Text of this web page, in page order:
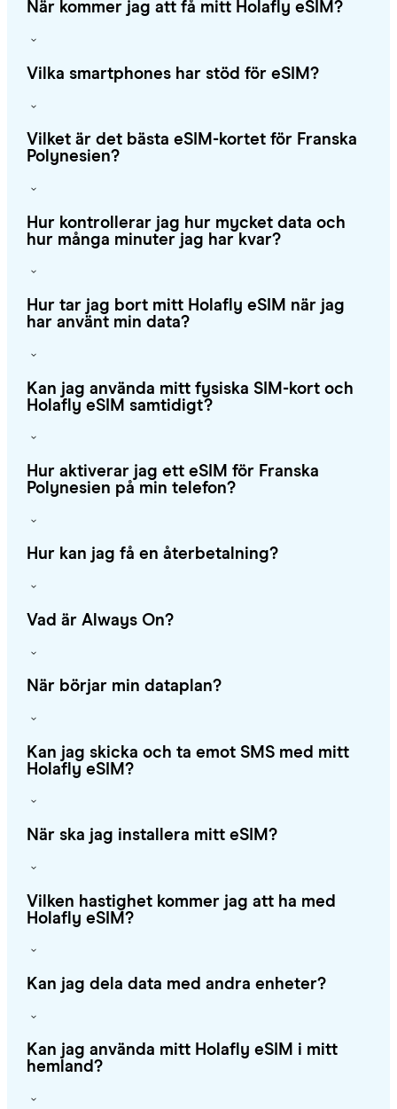
När kommer jag att få mitt Holafly eSIM?
Vilka smartphones har stöd för eSIM?
Vilket är det bästa eSIM-kortet för Franska
Polynesien?
Hur kontrollerar jag hur mycket data och
hur många minuter jag har kvar?
Hur tar jag bort mitt Holafly eSIM när jag
har använt min data?
Kan jag använda mitt fysiska SIM-kort och
Holafly eSIM samtidigt?
Hur aktiverar jag ett eSIM för Franska
Polynesien på min telefon?
Hur kan jag få en återbetalning?
Vad är Always On?
När börjar min dataplan?
Kan jag skicka och ta emot SMS med mitt
Holafly eSIM?
När ska jag installera mitt eSIM?
Vilken hastighet kommer jag att ha med
Holafly eSIM?
Kan jag dela data med andra enheter?
Kan jag använda mitt Holafly eSIM i mitt
hemland?